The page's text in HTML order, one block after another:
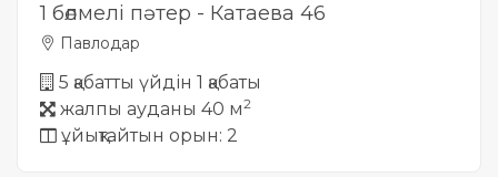
1 бөлмелі пәтер - Катаева 46
Павлодар
5 қабатты үйдін 1 қабаты
жалпы ауданы 40 м2
ұйықтайтын орын: 2